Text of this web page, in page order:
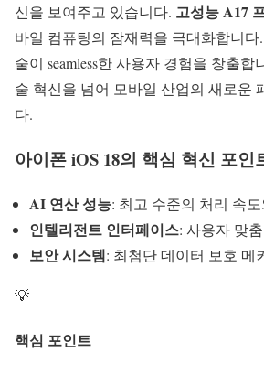
신을 보여주고 있습니다. 고성능 A17
바일 컴퓨팅의 잠재력을 극대화합니다
술이 seamless한 사용자 경험을 창출합
술 혁신을 넘어 모바일 산업의 새로운
다.
아이폰 iOS 18의 핵심 혁신 포인
AI 연산 성능: 최고 수준의 처리 속
인텔리전트 인터페이스: 사용자 맞
보안 시스템: 최첨단 데이터 보호 메
💡
핵심 포인트